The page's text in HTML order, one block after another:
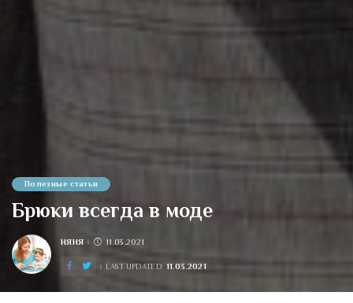
Полезные статьи
Брюки всегда в моде
POSTED
НЯНЯ 11.03.2021
LAST UPDATED: 11.03.2021